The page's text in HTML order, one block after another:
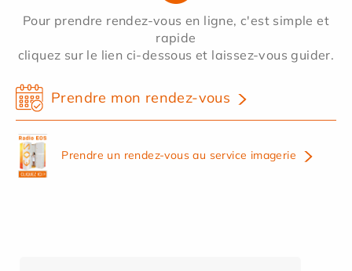
Pour prendre rendez-vous en ligne, c'est simple et
rapide
cliquez sur le lien ci-dessous et laissez-vous guider.
Prendre mon rendez-vous
Prendre un rendez-vous au service imagerie